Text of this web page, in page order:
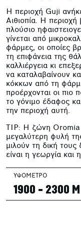
Η περιοχή Guji
Αιθιοπία. Η περιοχή
πλούσιο
γίνεται από
φάρμες, οι οποίες
τη επιφάνεια της
καλλιέργεια κι
να καταλαβαίνουν
κόκκων από τη
προέρχονται οι πιο
το γόνιμο έδαφος
την περιοχή αυτή.
TIP: Η ζώνη Oromia
μεγαλύτερη φυλή
μιλούν τη δική
είναι η γεωργία και
ΥΨΟΜΕΤΡΟ
1900 - 2300 Μ